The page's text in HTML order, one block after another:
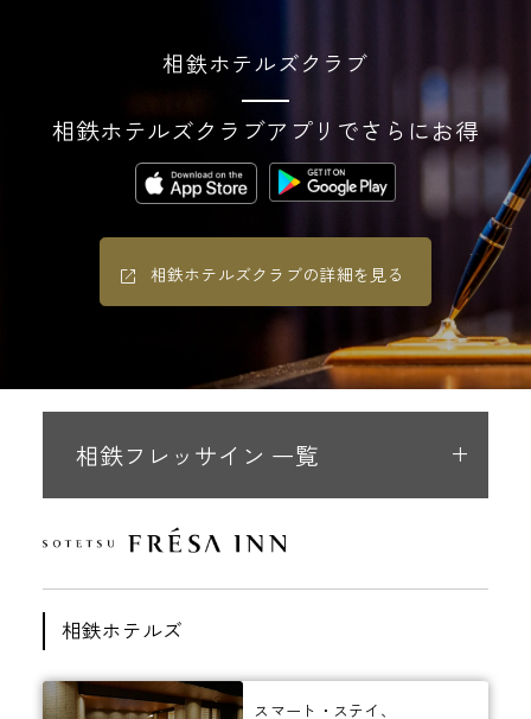
相鉄ホテルズクラブ
相鉄ホテルズクラブアプリでさらにお得
相鉄ホテルズクラブの詳細を見る
相鉄フレッサイン 一覧
相鉄ホテルズ
スマート・ステイ、